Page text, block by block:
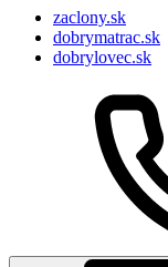
zaclony.sk
dobrymatrac.sk
dobrylovec.sk